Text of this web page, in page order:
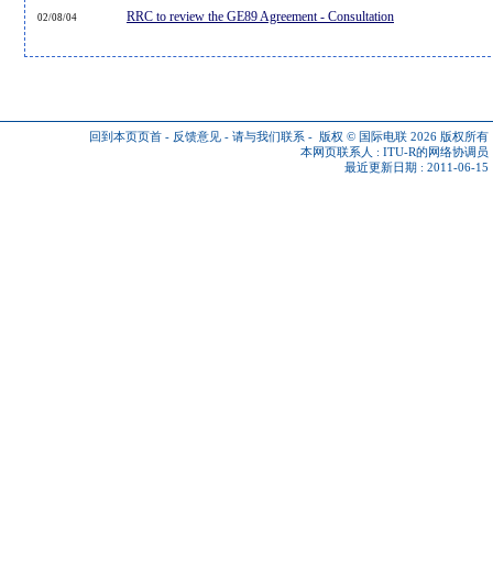
02/08/04 RRC to review the GE89 Agreement - Consultation
回到本页页首 - 反馈意见 - 请与我们联系 - 版权 © 国际电联 2026 版权所有
本网页联系人 : ITU-R的网络协调员
最近更新日期 : 2011-06-15